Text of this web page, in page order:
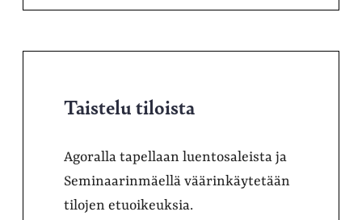
Taistelu tiloista
Agoralla tapellaan luentosaleista ja
Seminaarinmäellä väärinkäytetään
tilojen etuoikeuksia.